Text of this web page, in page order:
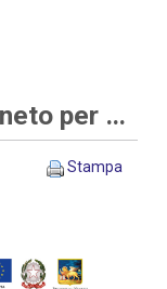
Bando della Regione Veneto per progetti di ricerca alle imprese
Stampa